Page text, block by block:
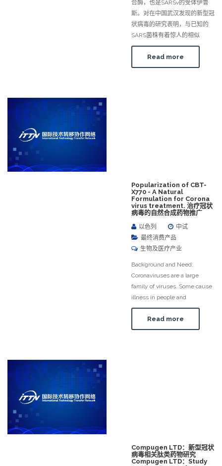
合酶，也是SARSv的受体伊鲁
斯。对在中国武汉发现的新型冠
状病毒的研究表明，与已知的
SARS菌株有着惊人的相似
Read more
Popularization of CBT-
X770 - A Natural
Formulation for Corona
virus treatment. 治疗冠状
病毒的自然合成药物推广
以色列
中试
最终消费产品
生物及医疗产业
Background and Need:
Coronaviruses are a large
family of viruses. Some cause
illness in people and
Read more
Compugen LTD：新型冠状
病毒相关肽类药物研究
Compugen LTD：Study